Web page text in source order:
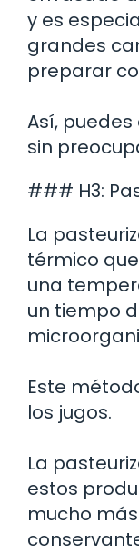
y es
grandes
preparar
Así,
sin
### H3:
La
térmico
una
un tiempo
Este
los jugos.
La
estos
mucho